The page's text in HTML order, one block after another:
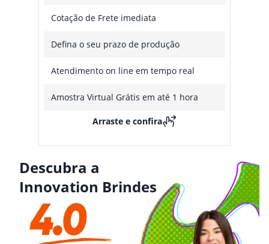
Cotação de Frete imediata
Defina o seu prazo de produção
Atendimento on line em tempo real
Amostra Virtual Grátis em até 1 hora
Arraste e confira
Descubra a
Innovation Brindes